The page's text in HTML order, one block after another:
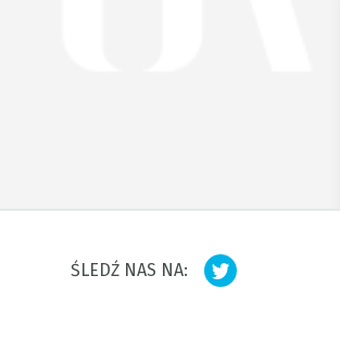
ŚLEDŹ NAS NA: